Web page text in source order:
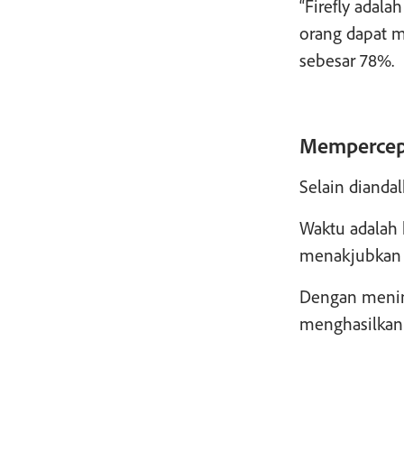
“Firefly
orang dapat
sebesar 78%.
Selain
Waktu
Dengan